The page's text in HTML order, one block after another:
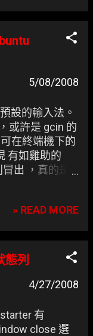
theme-
dark 風格
) 24
+ 6"
<image
focused.png"
width -
+ 16 `min`
2"/> 29
： Buu...
5/08/2008
設的輸入法。
或許是 gcin 的
在終端機下的
有如雞助的
出 ，真的是
新一個不注意
的小撇步，(由
過 一名，再此
» READ MORE
列
4/27/2008
有
close 選